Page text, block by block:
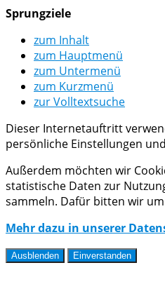
Sprungziele
zum Inhalt
zum Hauptmenü
zum Untermenü
zum Kurzmenü
zur Volltextsuche
Dieser Internetauftritt
persönliche Einstellungen
Außerdem möchten wir
statistische Daten zur
sammeln. Dafür bitten wir
Mehr dazu in unserer
Ausblenden Einverstanden